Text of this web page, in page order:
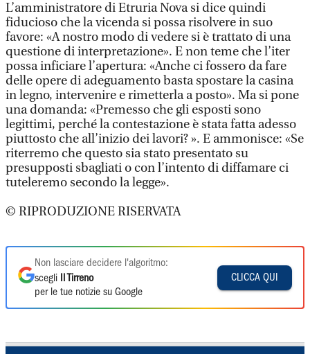
L’amministratore di Etruria Nova si dice quindi
fiducioso che la vicenda si possa risolvere in suo
favore: «A nostro modo di vedere si è trattato di una
questione di interpretazione». E non teme che l’iter
possa inficiare l’apertura: «Anche ci fossero da fare
delle opere di adeguamento basta spostare la casina
in legno, intervenire e rimetterla a posto». Ma si pone
una domanda: «Premesso che gli esposti sono
legittimi, perché la contestazione è stata fatta adesso
piuttosto che all’inizio dei lavori? ». E ammonisce: «Se
riterremo che questo sia stato presentato su
presupposti sbagliati o con l’intento di diffamare ci
tuteleremo secondo la legge».
© RIPRODUZIONE RISERVATA
Non lasciare decidere l'algoritmo:
scegli
Il Tirreno
per le tue notizie su Google
CLICCA QUI